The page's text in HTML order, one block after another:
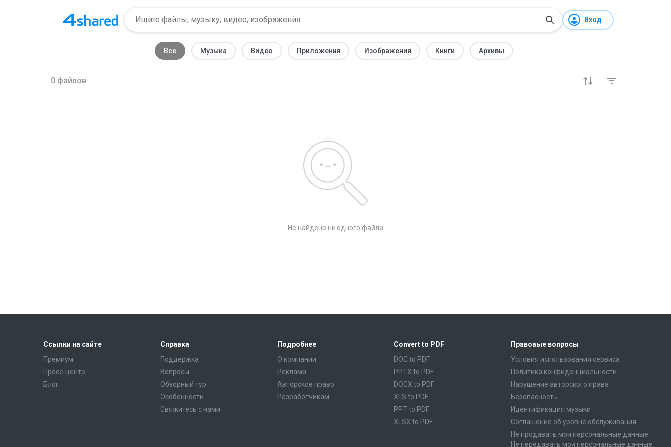
Вход
Все Музыка Видео Приложения Изображения Книги Архивы
0 файлов
Не найдено ни одного файла
Ссылки на сайте
Премиум
Пресс-центр
Блог
Справка
Поддержка
Вопросы
Обзорный тур
Особенности
Свяжитесь с нами
Подробнее
О компании
Реклама
Авторское право
Разработчикам
Convert to PDF
DOC to PDF
PPTX to PDF
DOCX to PDF
XLS to PDF
PPT to PDF
XLSX to PDF
Правовые вопросы
Условия использования сервиса
Политика конфиденциальности
Нарушение авторского права
Безопасность
Идентификация музыки
Соглашение об уровне обслуживания
Не продавать мои персональные данные
Не передавать мои персональные данные